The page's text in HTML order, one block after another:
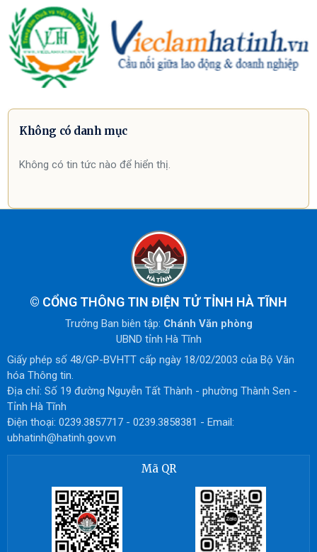
Không có danh mục
Không có tin tức nào để hiển thị.
© CỔNG THÔNG TIN ĐIỆN TỬ TỈNH HÀ TĨNH
Trưởng Ban biên tập: Chánh Văn phòng
UBND tỉnh Hà Tĩnh
Giấy phép số 48/GP-BVHTT cấp ngày 18/02/2003 của Bộ Văn
hóa Thông tin.
Địa chỉ: Số 19 đường Nguyễn Tất Thành - phường Thành Sen -
Tỉnh Hà Tĩnh
Điện thoại: 0239.3857717 - 0239.3858381 - Email:
ubhatinh@hatinh.gov.vn
Mã QR